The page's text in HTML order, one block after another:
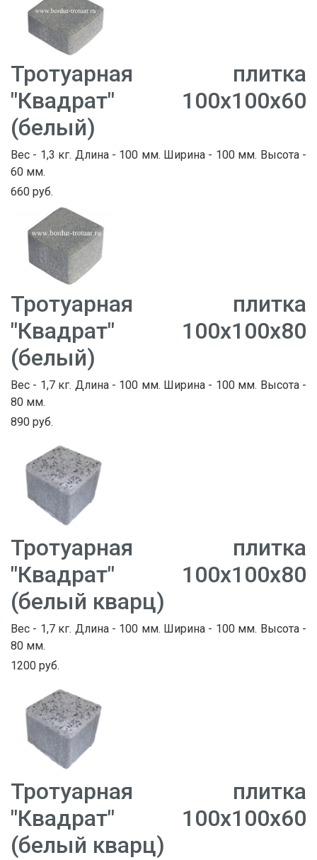
Тротуарная плитка
"Квадрат" 100х100х60
(белый)
Вес - 1,3 кг. Длина - 100 мм. Ширина - 100 мм. Высота -
60 мм.
660 руб.
Тротуарная плитка
"Квадрат" 100х100х80
(белый)
Вес - 1,7 кг. Длина - 100 мм. Ширина - 100 мм. Высота -
80 мм.
890 руб.
Тротуарная плитка
"Квадрат" 100х100х80
(белый кварц)
Вес - 1,7 кг. Длина - 100 мм. Ширина - 100 мм. Высота -
80 мм.
1200 руб.
Тротуарная плитка
"Квадрат" 100х100х60
(белый кварц)